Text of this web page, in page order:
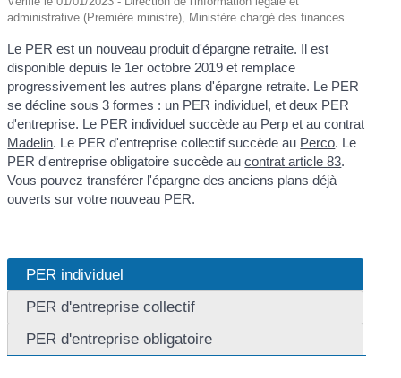
administrative (Première ministre), Ministère chargé des finances
Le PER est un nouveau produit d'épargne retraite. Il est
disponible depuis le 1er octobre 2019 et remplace
progressivement les autres plans d'épargne retraite. Le PER
se décline sous 3 formes : un PER individuel, et deux PER
d'entreprise. Le PER individuel succède au Perp et aucontrat
Madelin. Le PER d'entreprise collectif succède au Perco. Le
PER d'entreprise obligatoire succède aucontrat article 83.
Vous pouvez transférer l'épargne des anciens plans déjà
ouverts sur votre nouveau PER.
PER individuel
PER d'entreprise collectif
PER d'entreprise obligatoire